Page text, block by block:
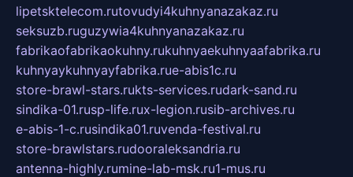
lipetsktelecom.rutovudyi4kuhnyanazakaz.ru
seksuzb.ruguzywia4kuhnyanazakaz.ru
fabrikaofabrikaokuhny.rukuhnyaekuhnyaafabrika.ru
kuhnyaykuhnyayfabrika.rue-abis1c.ru
store-brawl-stars.rukts-services.rudark-sand.ru
sindika-01.rusp-life.rux-legion.rusib-archives.ru
e-abis-1-c.rusindika01.ruvenda-festival.ru
store-brawlstars.rudooraleksandria.ru
antenna-highly.rumine-lab-msk.ru1-mus.ru